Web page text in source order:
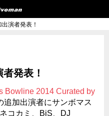
演者発表！
発表！
Bowline 2014 Curated by
追加出演者にサンボマス
コカミ、BiS、DJ